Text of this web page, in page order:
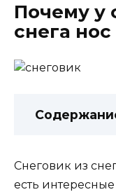
Почему у
снега
Снеговик из
есть